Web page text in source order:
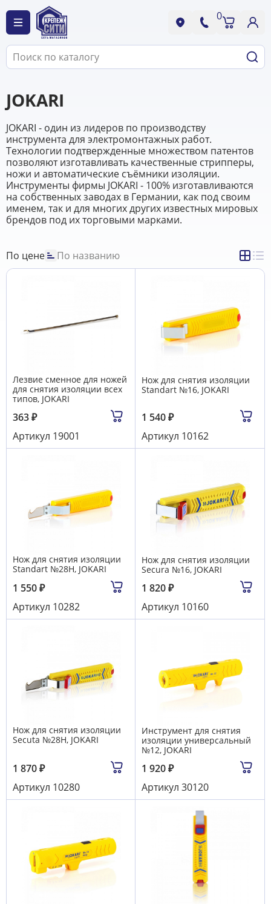
0
JOKARI
JOKARI - один из лидеров по производству
инструмента для электромонтажных работ.
Технологии подтвержденные множеством патентов
позволяют изготавливать качественные стрипперы,
ножи и автоматические съёмники изоляции.
Инструменты фирмы JOKARI - 100% изготавливаются
на собственных заводах в Германии, как под своим
именем, так и для многих других известных мировых
брендов под их торговыми марками.
По цене По названию
Лезвие сменное для ножей
для снятия изоляции всех
типов, JOKARI
363₽
Артикул 19001
Нож для снятия изоляции
Standart №16, JOKARI
1 540₽
Артикул 10162
Нож для снятия изоляции
Standart №28H, JOKARI
1 550₽
Артикул 10282
Нож для снятия изоляции
Secura №16, JOKARI
1 820₽
Артикул 10160
Нож для снятия изоляции
Secuta №28H, JOKARI
1 870₽
Артикул 10280
Инструмент для снятия
изоляции универсальный
№12, JOKARI
1 920₽
Артикул 30120